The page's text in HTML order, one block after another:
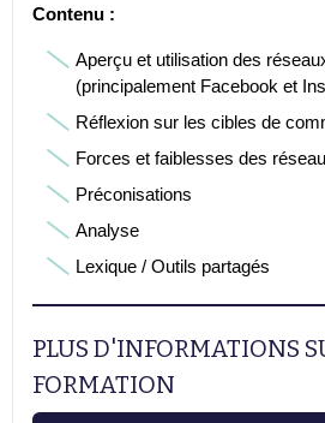
Contenu :
Aperçu et utilisation des
(principalement Facebook et
Réflexion sur les cibles de
Forces et faiblesses des
Préconisations
Analyse
Lexique / Outils partagés
PLUS D'INFORMATIONS
FORMATION